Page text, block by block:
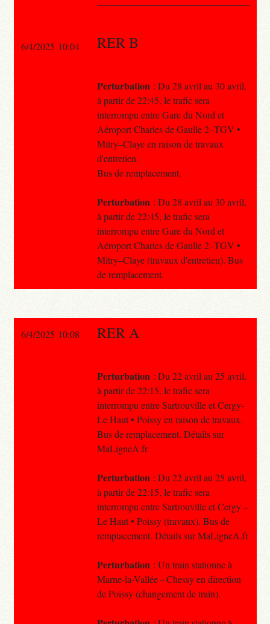
RER B
Perturbation : Du 28 avril au 30 avril,
à partir de 22:45, le trafic sera
interrompu entre Gare du Nord et
Aéroport Charles de Gaulle 2–TGV •
Mitry–Claye en raison de travaux
d'entretien.
Bus de remplacement.
Perturbation : Du 28 avril au 30 avril,
à partir de 22:45, le trafic sera
interrompu entre Gare du Nord et
Aéroport Charles de Gaulle 2–TGV •
Mitry–Claye (travaux d'entretien). Bus
de remplacement.
6/4/2025 10:04
6/4/2025 10:08 RER A
Perturbation : Du 22 avril au 25 avril,
à partir de 22:15, le trafic sera
interrompu entre Sartrouville et Cergy-
Le Haut • Poissy en raison de travaux.
Bus de remplacement. Détails sur
MaLigneA.fr
Perturbation : Du 22 avril au 25 avril,
à partir de 22:15, le trafic sera
interrompu entre Sartrouville et Cergy –
Le Haut • Poissy (travaux). Bus de
remplacement. Détails sur MaLigneA.fr
Perturbation : Un train stationne à
Marne-la-Vallée – Chessy en direction
de Poissy (changement de train).